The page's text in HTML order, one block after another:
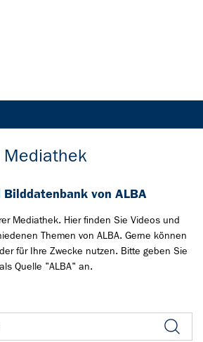
Mediathek
Bilddatenbank von ALBA
Mediathek. Hier finden Sie Videos und
Themen von ALBA. Gerne können
für Ihre Zwecke nutzen. Bitte geben Sie
als Quelle "ALBA" an.